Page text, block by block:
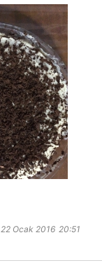
22 Ocak 2016 20:51